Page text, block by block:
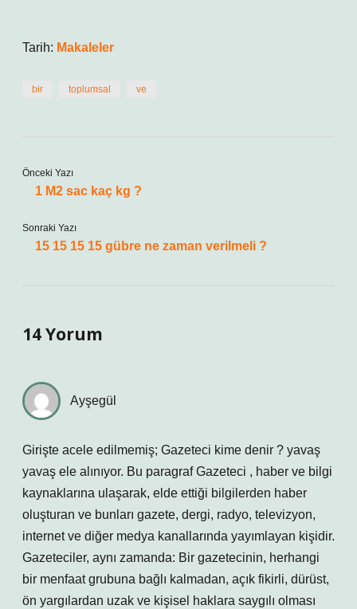
Tarih: Makaleler
bir toplumsal ve
Önceki Yazı
1 M2 sac kaç kg ?
Sonraki Yazı
15 15 15 15 gübre ne zaman verilmeli ?
14 Yorum
Ayşegül
Girişte acele edilmemiş; Gazeteci kime denir ? yavaş
yavaş ele alınıyor. Bu paragraf Gazeteci , haber ve bilgi
kaynaklarına ulaşarak, elde ettiği bilgilerden haber
oluşturan ve bunları gazete, dergi, radyo, televizyon,
internet ve diğer medya kanallarında yayımlayan kişidir.
Gazeteciler, aynı zamanda: Bir gazetecinin, herhangi
bir menfaat grubuna bağlı kalmadan, açık fikirli, dürüst,
ön yargılardan uzak ve kişisel haklara saygılı olması